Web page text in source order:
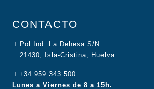
CONTACTO
Pol.Ind. La Dehesa S/N
21430, Isla-Cristina, Huelva.
+34 959 343 500
Lunes a Viernes de 8 a 15h.